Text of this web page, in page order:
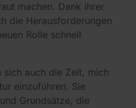
machen. Dank ihrer
die Herausforderungen
Rolle schnell
sich auch die Zeit, mich
einzuführen. Sie
Grundsätze, die